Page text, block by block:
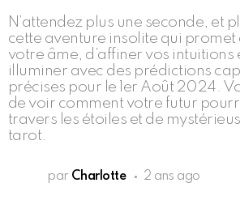
N’attendez plus une seconde, et
cette aventure insolite qui promet
votre âme, d’affiner vos intuitions
illuminer avec des prédictions
précises pour le 1er Août 2024.
de voir comment votre futur
travers les étoiles et de
tarot.
par Charlotte 2 ans ago